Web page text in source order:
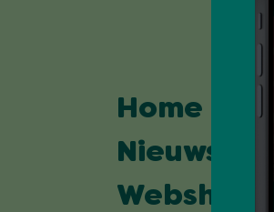
Home
Nieuws
Webshop